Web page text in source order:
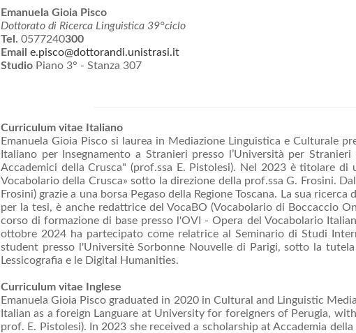
Emanuela Gioia Pisco
Dottorato di Ricerca Linguistica 39°ciclo
Tel. 0577240300
Email e.pisco@dottorandi.unistrasi.it
Studio Piano 3° - Stanza 307
Curriculum vitae Italiano
Emanuela Gioia Pisco si laurea in Mediazione Linguistica e Culturale
Italiano per Insegnamento a Stranieri presso l’Università per
Accademici della Crusca" (prof.ssa E. Pistolesi). Nel 2023 è titolare
Vocabolario della Crusca» sotto la direzione della prof.ssa G. Frosini.
Frosini) grazie a una borsa Pegaso della Regione Toscana. La sua
per la tesi, è anche redattrice del VocaBO (Vocabolario di Boccaccio
corso di formazione di base presso l'OVI - Opera del Vocabolario
ottobre 2024 ha partecipato come relatrice al Seminario di Studi
student presso l'Universitè Sorbonne Nouvelle di Parigi, sotto la
Lessicografia e le Digital Humanities.
Curriculum vitae Inglese
Emanuela Gioia Pisco graduated in 2020 in Cultural and Linguistic
Italian as a foreign Languare at University for foreigners of Perugia,
prof. E. Pistolesi). In 2023 she received a scholarship at Accademia